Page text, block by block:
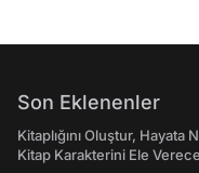
Son Eklenenler
Kitaplığını Oluştur, Hayata
Kitap Karakterini Ele